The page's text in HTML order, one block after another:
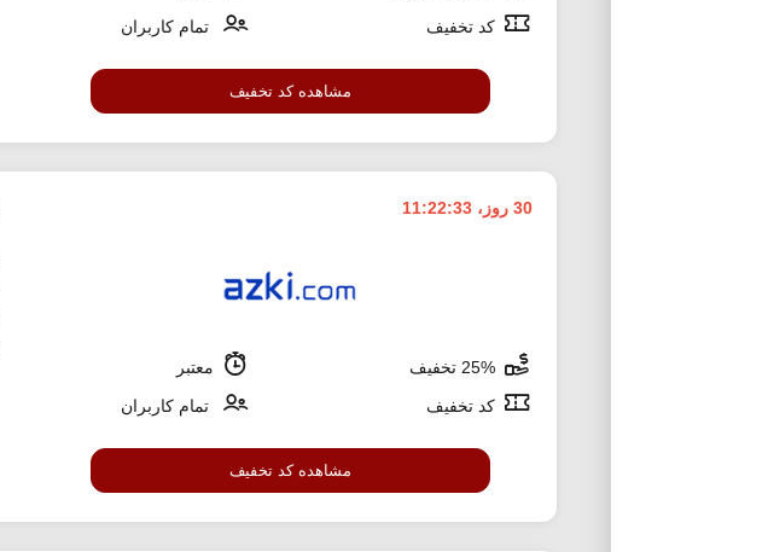
کد تخفیف
تمام کاربران
مشاهده کد تخفیف
معتبر
کد تخفیف
تمام کاربران
مشاهده کد تخفیف
30 روز، 11:22:32